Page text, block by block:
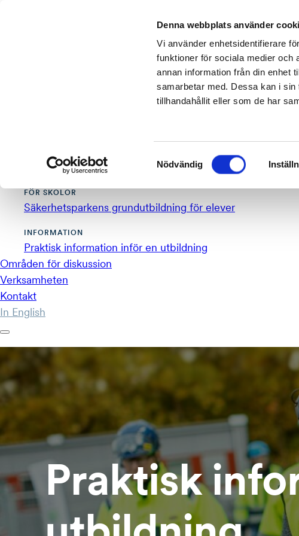
Denna webbplats använder
Vi använder enhetsidentifierare
funktioner för sociala medier och
annan information från din enhet
samarbetar med. Dessa kan i
tillhandahållit eller som de har
Samtyckesval
Nödvändig
Praktisk